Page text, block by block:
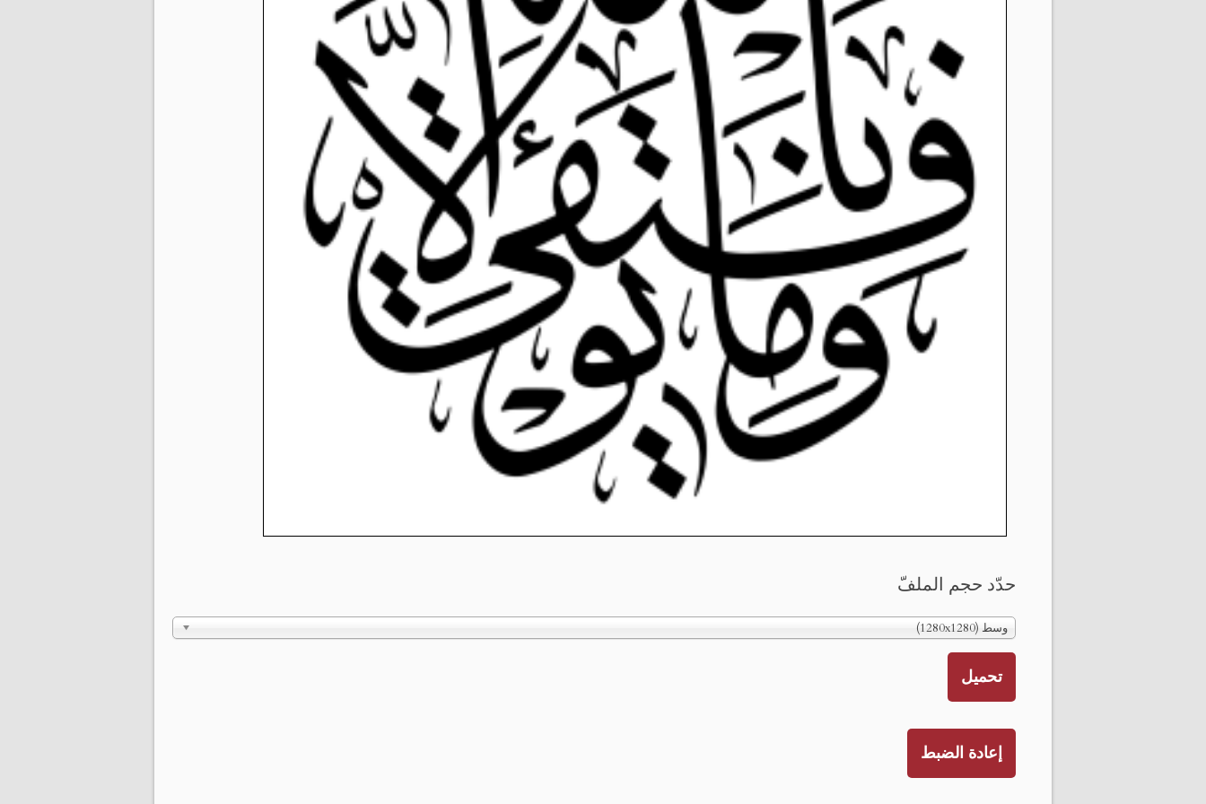
حدّد حجم الملفّ
وسط (1280x1280)
تحميل
إعادة الضبط